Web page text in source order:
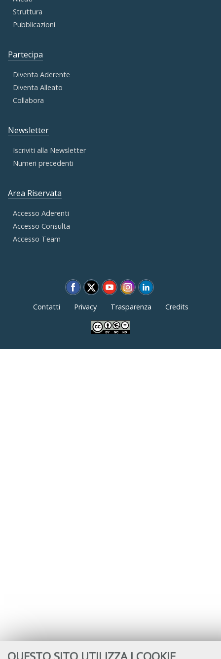
Struttura
Pubblicazioni
Partecipa
Diventa Aderente
Diventa Alleato
Collabora
Newsletter
Iscriviti alla Newsletter
Numeri precedenti
Area Riservata
Accesso Aderenti
Accesso Consulta
Accesso Team
Contatti Privacy Trasparenza Credits